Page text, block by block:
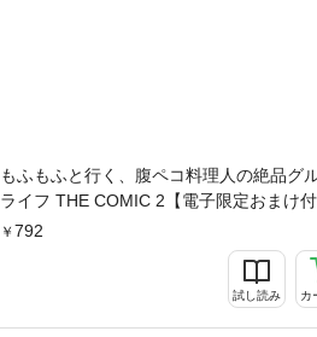
もふもふと行く、腹ペコ料理人の絶品グ
ライフ THE COMIC 2【電子限定おまけ付
792
試し読み カ